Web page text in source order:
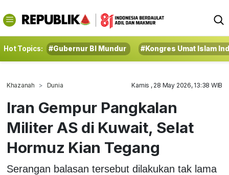
Hot Topics: #Gubernur BI Mundur #Kongres Umat Islam
Khazanah Dunia Kamis , 28 May 2026, 13:38 WIB
Iran Gempur Pangkalan
Militer AS di Kuwait, Selat
Hormuz Kian Tegang
Serangan balasan tersebut dilakukan tak lama